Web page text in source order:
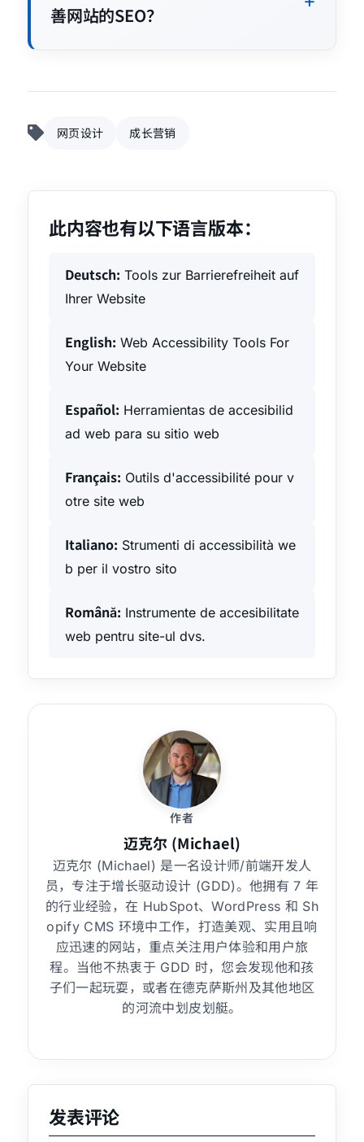
善网站的SEO？
网页设计 成长营销
此内容也有以下语言版本：
Deutsch: Tools zur Barrierefreiheit auf
Ihrer Website
English: Web Accessibility Tools For
Your Website
Español: Herramientas de accesibilid
ad web para su sitio web
Français: Outils d'accessibilité pour v
otre site web
Italiano: Strumenti di accessibilità we
b per il vostro sito
Română: Instrumente de accesibilitate
web pentru site-ul dvs.
作者
迈克尔 (Michael)
迈克尔 (Michael) 是一名设计师/前端开发人
员，专注于增长驱动设计 (GDD)。他拥有 7 年
的行业经验，在 HubSpot、WordPress 和 Sh
opify CMS 环境中工作，打造美观、实用且响
应迅速的网站，重点关注用户体验和用户旅
程。当他不热衷于 GDD 时，您会发现他和孩
子们一起玩耍，或者在德克萨斯州及其他地区
的河流中划皮划艇。
发表评论